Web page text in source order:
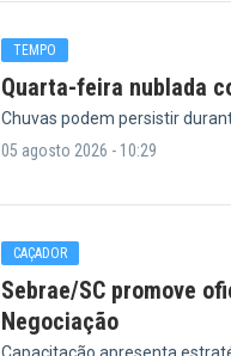
TEMPO
Quarta-feira nublada
Chuvas podem persistir
05 agosto 2026 - 10:29
CAÇADOR
Sebrae/SC promove
Negociação